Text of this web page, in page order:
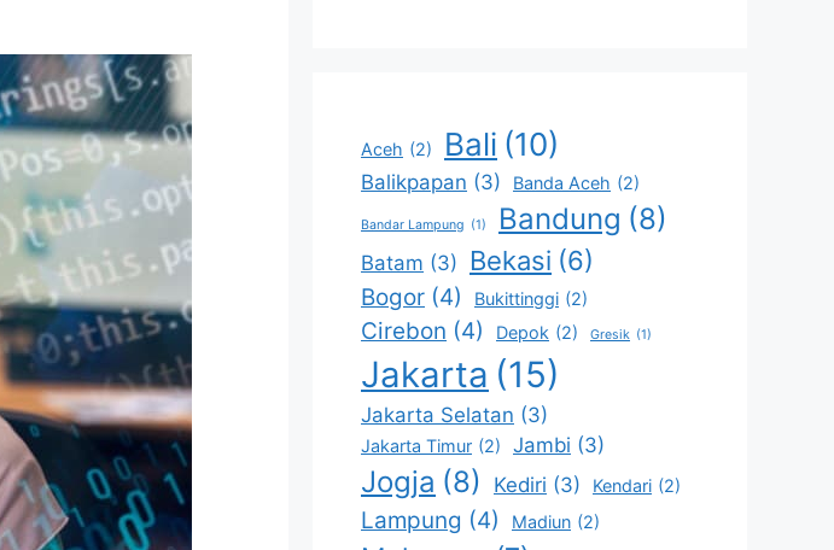
Aceh (2) Bali (10)
Balikpapan (3) Banda Aceh (2)
Bandar Lampung (1) Bandung (8)
Batam (3) Bekasi (6)
Bogor (4) Bukittinggi (2)
Cirebon (4) Depok (2) Gresik (1)
Jakarta (15)
Jakarta Selatan (3)
Jakarta Timur (2) Jambi (3)
Jogja (8) Kediri (3) Kendari (2)
Lampung (4) Madiun (2)